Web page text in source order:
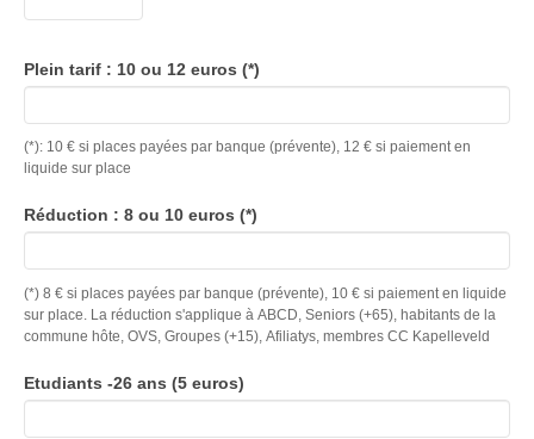
Plein tarif : 10 ou 12 euros (*)
(*): 10 € si places payées par banque (prévente), 12 € si paiement en
liquide sur place
Réduction : 8 ou 10 euros (*)
(*) 8 € si places payées par banque (prévente), 10 € si paiement en liquide
sur place. La réduction s'applique à ABCD, Seniors (+65), habitants de la
commune hôte, OVS, Groupes (+15), Afiliatys, membres CC Kapelleveld
Etudiants -26 ans (5 euros)